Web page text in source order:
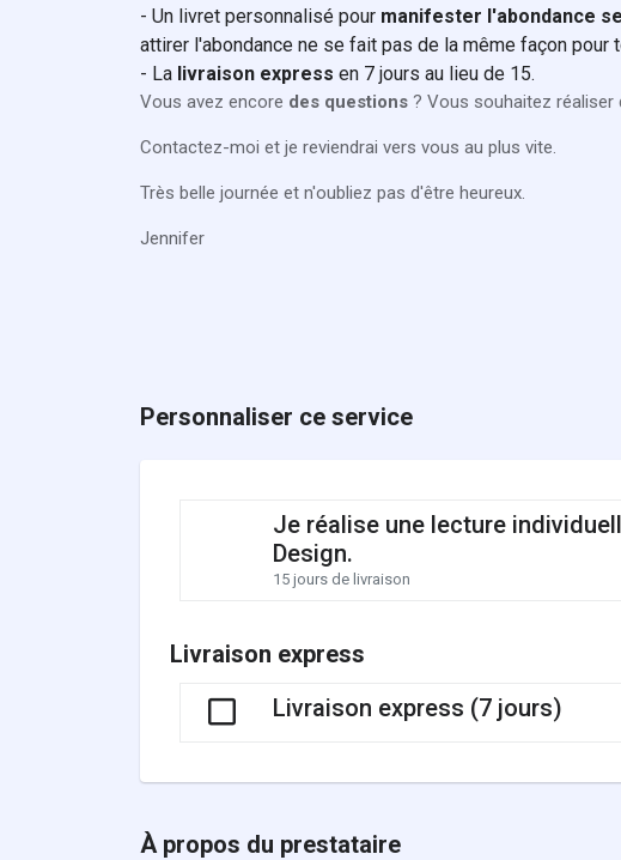
- Un livret personnalisé pour manifester l'abondance
attirer l'abondance ne se fait pas de la même façon pour
- La livraison express en 7 jours au lieu de 15.
Vous avez encore des questions ? Vous souhaitez
Contactez-moi et je reviendrai vers vous au plus vite.
Très belle journée et n'oubliez pas d'être heureux.
Jennifer
Personnaliser ce service
Je réalise une lecture
Design.
15 jours de livraison
Livraison express
Livraison express (7 jours)
À propos du prestataire